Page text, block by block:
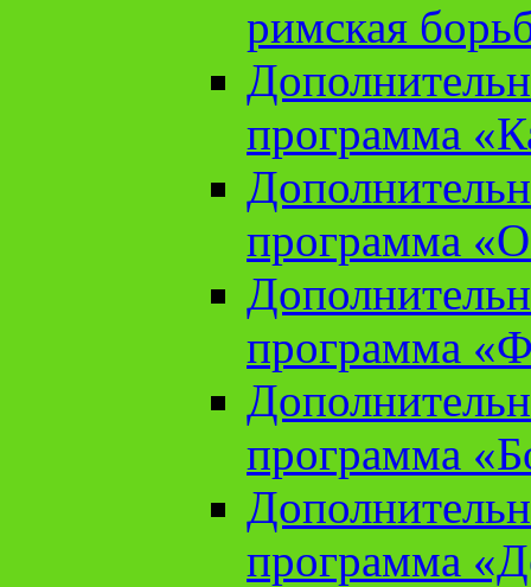
римская
программа
программа
программа
программа
программа